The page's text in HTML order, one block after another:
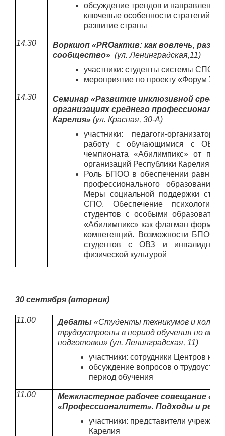
обсуждение трендов и направлений
ключевые особенности стратегий и
развитие страны
14.30
Воркшоп «PROактив: как вовлечь,
сообщество» (ул. Ленинградская,11)
участники: студенты системы СПО
мероприятие по проекту «Форум
14.30
Семинар «Развитие инклюзивной среды
организациях среднего
Карелия» (ул. Красная, 30-A)
участники: педагоги-
работу с обучающимися с ОВЗ и
чемпионата «Абилимпикс» от
организаций Республики Карелия
Роль БПОО в обеспечении равных
профессионального
Меры социальной поддержки
СПО. Обеспечение
студентов с особыми
«Абилимпикс» как флагман
компетенций. Возможности БПОО
студентов с ОВЗ и
физической культурой
30 сентября (вторник)
11.00 Дебаты«Студенты техникумов и
трудоустроены в период обучения по
подготовки» (ул. Ленинградская, 11)
участники: сотрудники Центров
обсуждение вопросов о
период обучения
11.00
Межкластерное рабочее совещание
«Профессионалитет». Подходы и
участники: представители
Карелия